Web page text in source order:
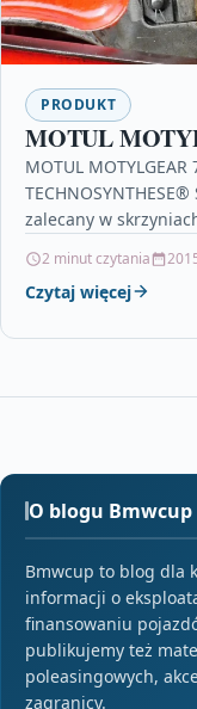
PRODUKT
MOTUL
MOTUL
zalecany w
2 minut czytania
Czytaj więcej
O blogu Bmwcup
Bmwcup to blog dla
informacji o
finansowaniu
publikujemy też
poleasingowych,
zagranicy.